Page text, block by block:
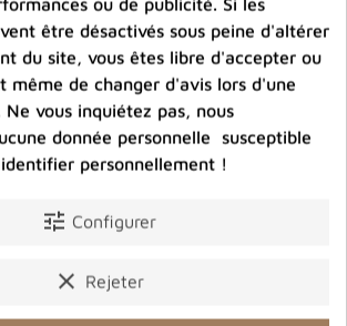
80 € d’achat en France métropolitaine.
100 € pour la Belgique
Entreprise éco-responsable.
être désactivés sous peine d'altérer
du site, vous êtes libre d'accepter ou
même de changer d'avis lors d'une
vous inquiétez pas, nous
donnée personnelle susceptible
personnellement !
tune Configurer
clear Rejeter